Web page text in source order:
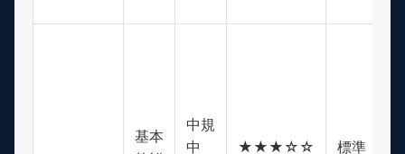
基本
中規
中
★★★☆☆
標準